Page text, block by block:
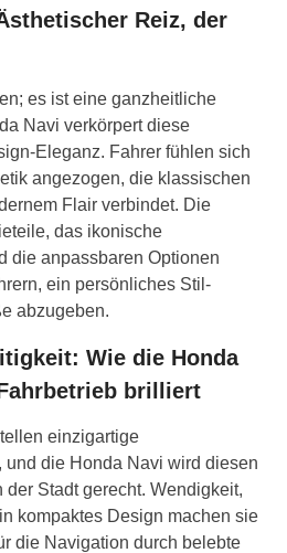
Reiz, der
es ist eine ganzheitliche
Navi verkörpert diese
Eleganz. Fahrer fühlen sich
angezogen, die klassischen
Flair verbindet. Die
das ikonische
die anpassbaren Optionen
ein persönliches Stil-
abzugeben.
Wie die Honda
brilliert
einzigartige
und die Honda Navi wird diesen
Stadt gerecht. Wendigkeit,
kompaktes Design machen sie
die Navigation durch belebte